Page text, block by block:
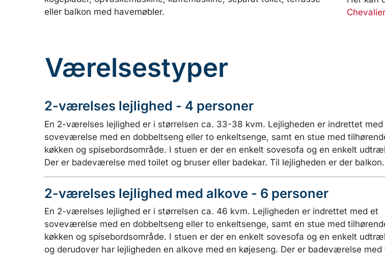
eller balkon med havemøbler.
Chevalier
Værelsestyper
2-værelses lejlighed - 4 personer
En 2-værelses lejlighed er i størrelsen ca. 33-38 kvm. Lejligheden er indrettet med
soveværelse med en dobbeltseng eller to enkeltsenge, samt en stue med
køkken og spisebordsområde. I stuen er der en enkelt sovesofa og en enkelt
Der er badeværelse med toilet og bruser eller badekar. Til lejligheden er der balkon.
2-værelses lejlighed med alkove - 6 personer
En 2-værelses lejlighed er i størrelsen ca. 46 kvm. Lejligheden er indrettet med et
soveværelse med en dobbeltseng eller to enkeltsenge, samt en stue med
køkken og spisebordsområde. I stuen er der en enkelt sovesofa og en enkelt
og derudover har lejligheden en alkove med en køjeseng. Der er badeværelse med